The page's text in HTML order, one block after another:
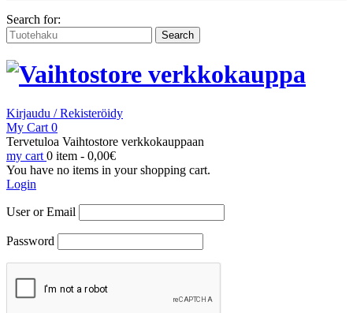
Search for:
Kirjaudu / Rekisteröidy
My Cart 0
Tervetuloa Vaihtostore verkkokauppaan
my cart 0 item - 0,00€
You have no items in your shopping cart.
Login
User or Email
Password